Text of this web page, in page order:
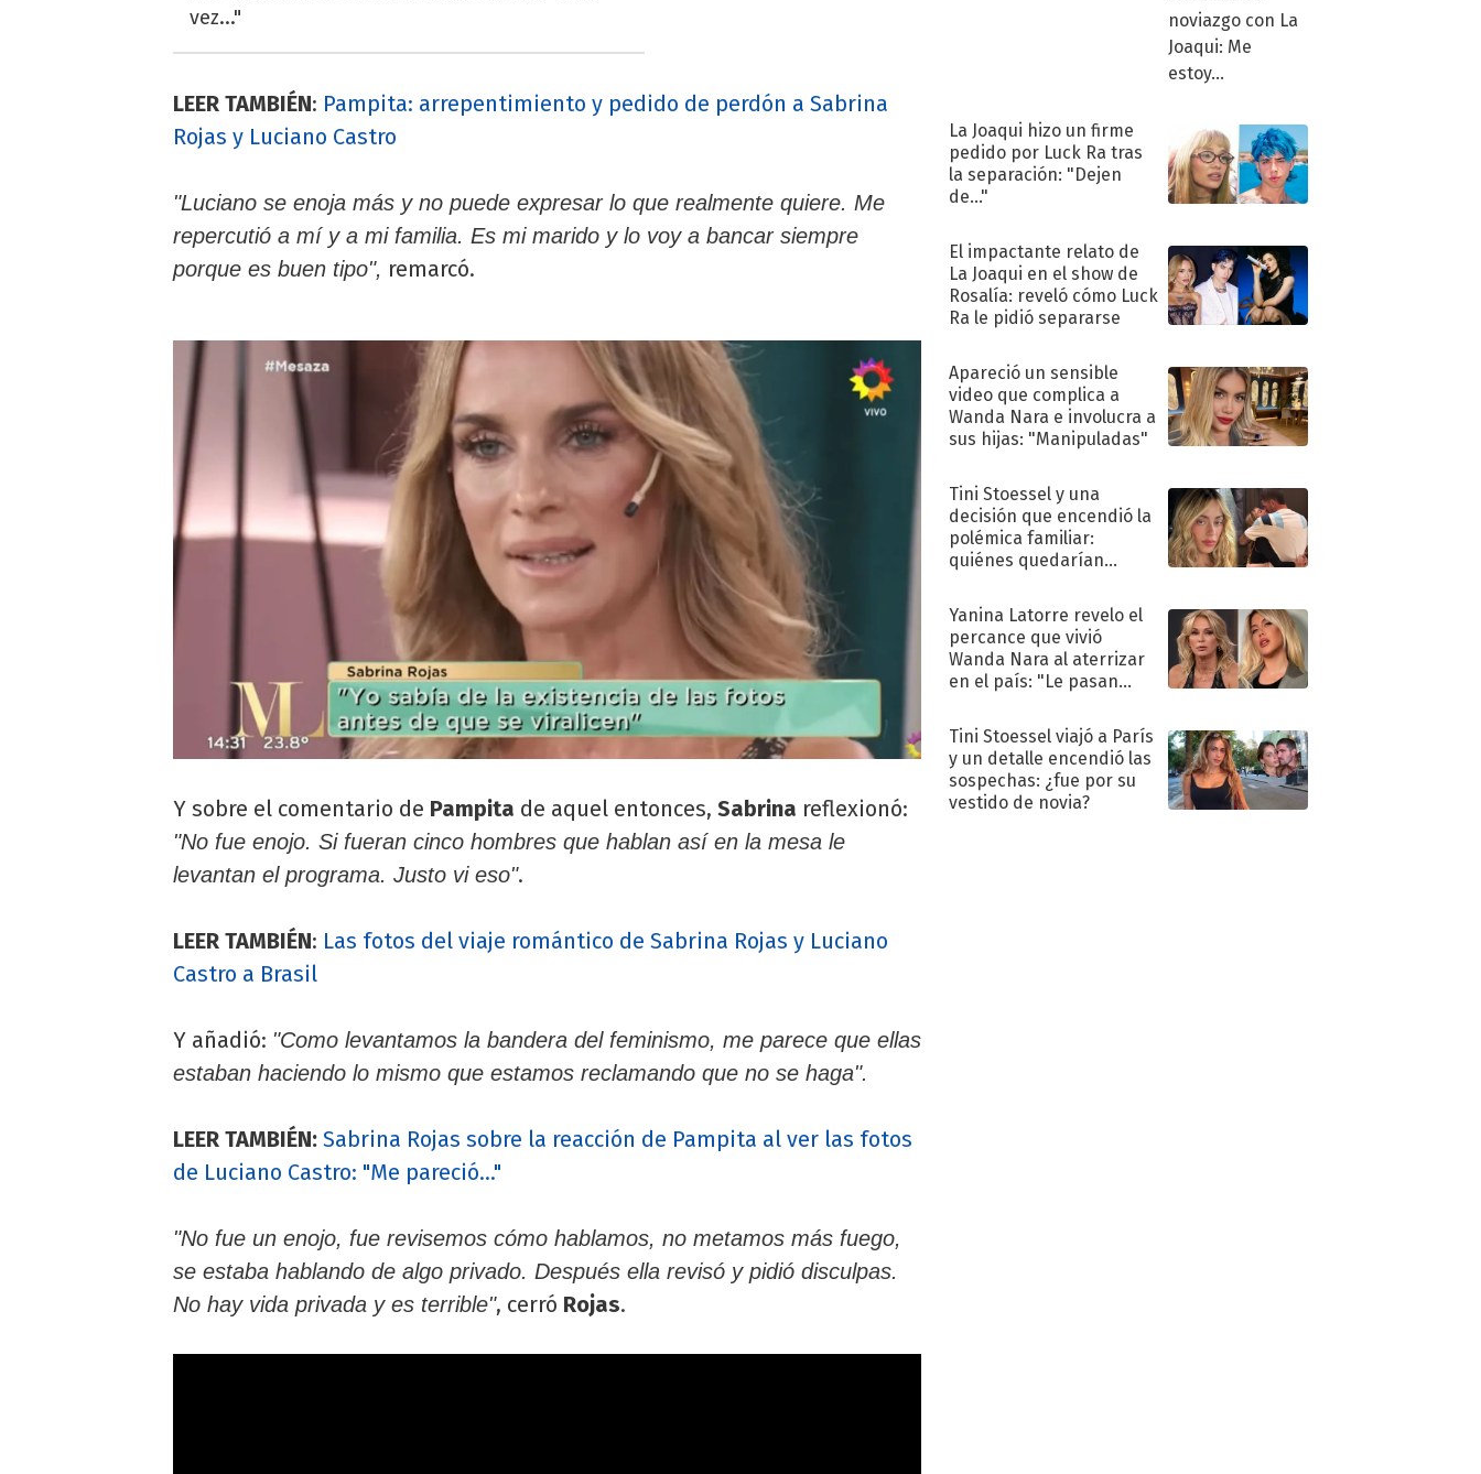
vez..."
LEER TAMBIÉN: Pampita: arrepentimiento y pedido de perdón a Sabrina
Rojas y Luciano Castro
"Luciano se enoja más y no puede expresar lo que realmente quiere. Me
repercutió a mí y a mi familia. Es mi marido y lo voy a bancar siempre
porque es buen tipo", remarcó.
Y sobre el comentario de Pampita de aquel entonces, Sabrina reflexionó:
"No fue enojo. Si fueran cinco hombres que hablan así en la mesa le
levantan el programa. Justo vi eso".
LEER TAMBIÉN: Las fotos del viaje romántico de Sabrina Rojas y Luciano
Castro a Brasil
Y añadió: "Como levantamos la bandera del feminismo, me parece que ellas
estaban haciendo lo mismo que estamos reclamando que no se haga".
LEER TAMBIÉN: Sabrina Rojas sobre la reacción de Pampita al ver las fotos
de Luciano Castro: "Me pareció..."
"No fue un enojo, fue revisemos cómo hablamos, no metamos más fuego,
se estaba hablando de algo privado. Después ella revisó y pidió disculpas.
No hay vida privada y es terrible", cerró Rojas.
La Joaqui hizo un firme
pedido por Luck Ra tras
la separación: "Dejen
de..."
El impactante relato de
La Joaqui en el show de
Rosalía: reveló cómo Luck
Ra le pidió separarse
Apareció un sensible
video que complica a
Wanda Nara e involucra a
sus hijas: "Manipuladas"
Tini Stoessel y una
decisión que encendió la
polémica familiar:
quiénes quedarían
Yanina Latorre revelo el
percance que vivió
Wanda Nara al aterrizar
en el país: "Le pasan
Tini Stoessel viajó a París
y un detalle encendió las
sospechas: ¿fue por su
vestido de novia?